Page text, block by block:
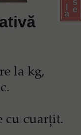
la kg,
cu cuarțit.